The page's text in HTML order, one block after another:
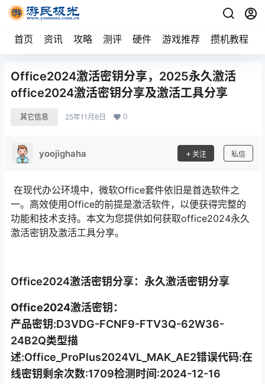
首页 资讯 攻略 测评 硬件 游戏推荐 攒机教程
Office2024激活密钥分享，2025永久激活
office2024激活密钥分享及激活工具分享
其它信息 25年11月8日 0
yoojighaha 关注 私信
在现代办公环境中，微软Office套件依旧是首选软件之
一。高效使用Office的前提是激活软件，以便获得完整的
功能和技术支持。本文为您提供如何获取office2024永久
激活密钥及激活工具分享。
Office2024激活密钥分享：永久激活密钥分享
Office2024激活密钥：
产品密钥:D3VDG-FCNF9-FTV3Q-62W36-
24B2Q类型描
述:Office_ProPlus2024VL_MAK_AE2错误代码:在
线密钥剩余次数:1709检测时间:2024-12-16